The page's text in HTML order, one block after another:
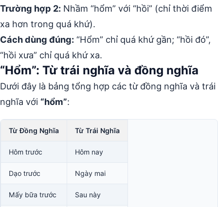
Trường hợp 2: Nhầm “hổm” với “hồi” (chỉ thời điểm
xa hơn trong quá khứ).
Cách dùng đúng: “Hổm” chỉ quá khứ gần; “hồi đó”,
“hồi xưa” chỉ quá khứ xa.
“Hổm”: Từ trái nghĩa và đồng nghĩa
Dưới đây là bảng tổng hợp các từ đồng nghĩa và trái
nghĩa với “hổm”:
Từ Đồng Nghĩa Từ Trái Nghĩa
Hôm trước Hôm nay
Dạo trước Ngày mai
Mấy bữa trước Sau này